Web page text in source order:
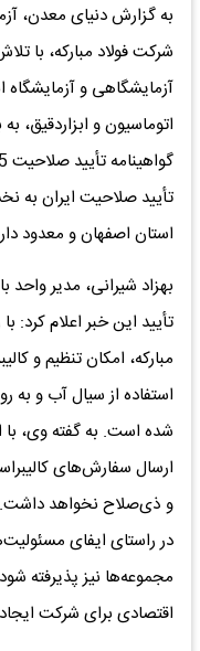
به گزارش دنیای معدن،
شرکت فولاد مبارکه، با
آزمایشگاهی و آزمایشگاه
اتوماسیون و ابزاردقیق،
تأیید صلاحیت ایران به
استان اصفهان و معدود
بهزاد شیرانی، مدیر واحد
تأیید این خبر اعلام کرد:
استفاده از سیال آب و
شده است. به گفته وی، با
ارسال سفارش‌های
و ذی‌صلاح نخواهد
در راستای ایفای
مجموعه‌ها نیز پذیرفته
اقتصادی برای شرکت